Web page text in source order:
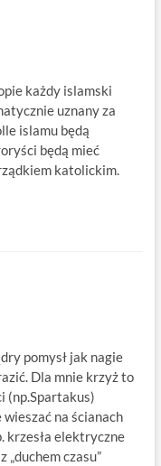
każdy islamski
uznany za
islamu będą
będą mieć
katolickim.
pomysł jak nagie
Dla mnie krzyż to
(np.Spartakus)
na ścianach
krzesła elektryczne
czasu”